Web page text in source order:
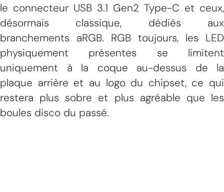
le connecteur USB 3.1 Gen2 Type-C et ceux,
désormais classique, dédiés aux
branchements aRGB. RGB toujours, les LED
physiquement présentes se limitent
uniquement à la coque au-dessus de la
plaque arrière et au logo du chipset, ce qui
restera plus sobre et plus agréable que les
boules disco du passé.